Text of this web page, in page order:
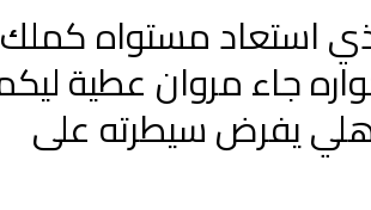
استعاد مستواه كملك
جاء مروان عطية
يفرض سيطرته على